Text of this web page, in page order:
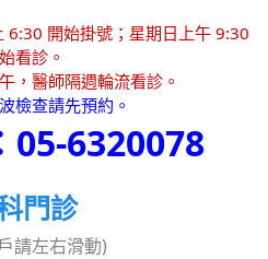
6:30 開始掛號；星期日上午 9:30
看診。
，醫師隔週輪流看診。
檢查請先預約。
05-6320078
門診
請左右滑動)